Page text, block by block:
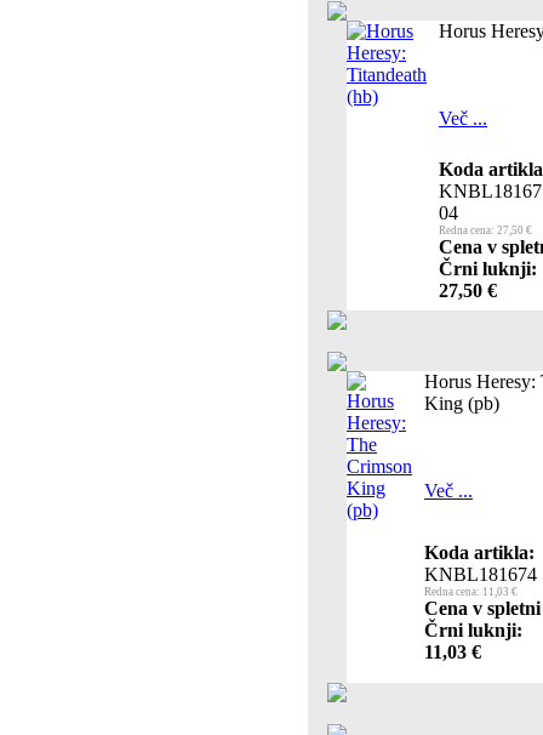
Horus
Več ...
Koda
04
Redna cena: 27,50 €
Cena v
Črni luknji:
27,50 €
Horus Heresy:
King (pb)
Več ...
Koda artikla:
KNBL181674
Redna cena: 11,03 €
Cena v spletni
Črni luknji:
11,03 €